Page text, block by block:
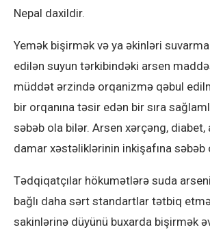
Nepal daxildir.
Yemək bişirmək və ya əkinləri
edilən suyun tərkibindəki arsen
müddət ərzində orqanizmə qəbul
bir orqanına təsir edən bir sıra
səbəb ola bilər. Arsen xərçəng, diabet,
damar xəstəliklərinin inkişafına səbəb
Tədqiqatçılar hökumətlərə suda
bağlı daha sərt standartlar tətbiq
sakinlərinə düyünü buxarda bişirmək